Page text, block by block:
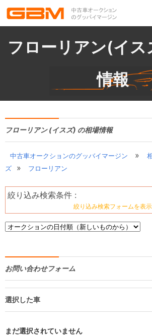
フローリアン(イス
情報
フローリアン (イスズ) の相場情報
中古車オークションのグッバイマージン »
ズ
» フローリアン
絞り込み検索条件 :
絞り込み検索フォームを表示
お問い合わせフォーム
選択した車
まだ選択されていません